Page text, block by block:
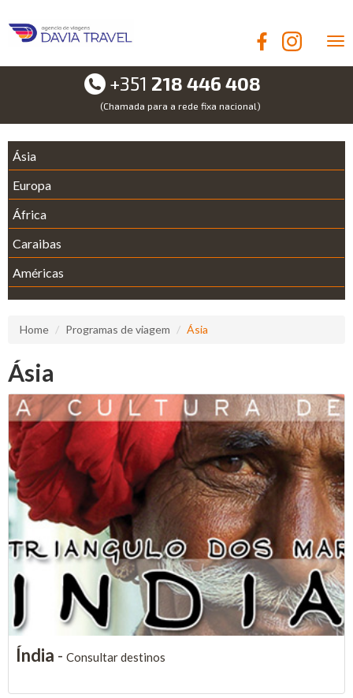
+351 218 446 408
(Chamada para a rede fixa nacional)
Ásia
Europa
África
Caraibas
Américas
Home Programas de viagem Ásia
Ásia
Índia - Consultar destinos